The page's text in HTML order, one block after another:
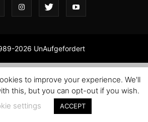
2026 UnAufgefordert
to improve your experience. We'll
this, but you can opt-out if you wish.
settings
ACCEPT